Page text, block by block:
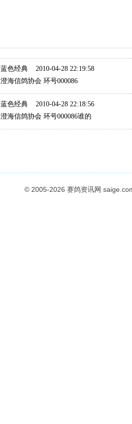
蓝色经典 2010-04-28 22:19:58
澄海信鸽协会 环号000086
蓝色经典 2010-04-28 22:18:56
澄海信鸽协会 环号000086谁的
© 2005-2026 赛鸽资讯网